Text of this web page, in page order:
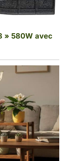
» 580W avec